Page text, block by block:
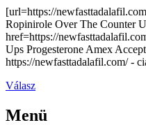
[url=https://
Ropinirole Over The Counter
href=https://
Ups Progesterone Amex
https://newfasttadalafil.com/ -
Válasz
Menü